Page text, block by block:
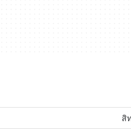
สิ